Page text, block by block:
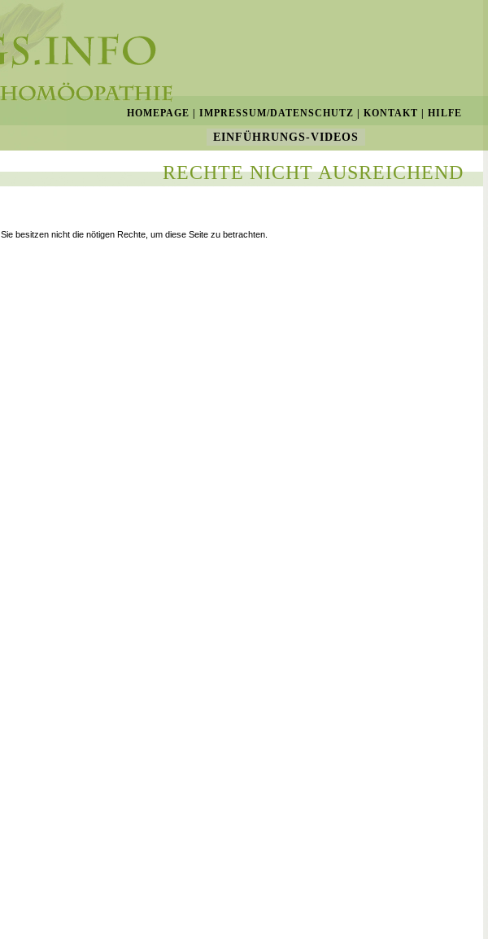
EINFÜHRUNGS-VIDEOS
HOMEPAGE IMPRESSUM/DATENSCHUTZ KONTAKT HILFE
RECHTE NICHT AUSREICHEND
Sie besitzen nicht die nötigen Rechte, um diese Seite zu betrachten.